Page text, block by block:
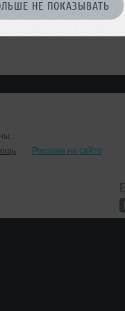
НЕ ПОКАЗЫВАТЬ
Реклама на сайте